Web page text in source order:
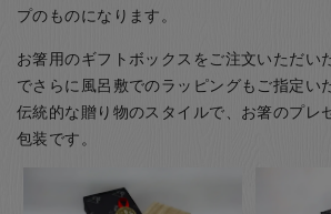
プのものになります。
お箸用のギフトボックスをご注文いただい
でさらに風呂敷でのラッピングもご指定い
伝統的な贈り物のスタイルで、お箸のプレ
包装です。